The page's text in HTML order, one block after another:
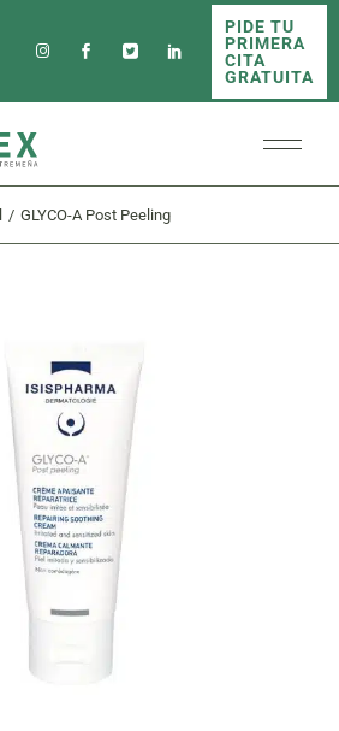
PIDE TU
PRIMERA
CITA
GRATUITA
GLYCO-A Post Peeling